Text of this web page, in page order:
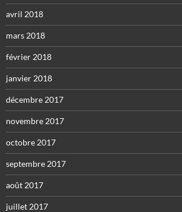
avril 2018
mars 2018
février 2018
janvier 2018
décembre 2017
novembre 2017
octobre 2017
septembre 2017
août 2017
juillet 2017